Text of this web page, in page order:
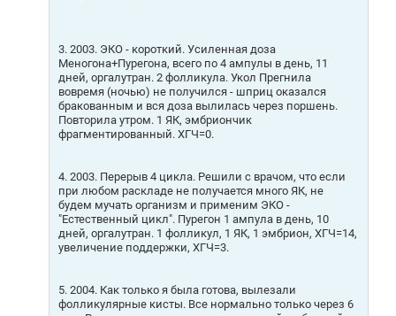
3. 2003. ЭКО - короткий. Усиленная доза
Меногона+Пурегона, всего по 4 ампулы в день, 11
дней, оргалутран. 2 фолликула. Укол Прегнила
вовремя (ночью) не получился - шприц оказался
бракованным и вся доза вылилась через поршень.
Повторила утром. 1 ЯК, эмбриончик
фрагментированный. ХГЧ=0.
4. 2003. Перерыв 4 цикла. Решили с врачом, что если
при любом раскладе не получается много ЯК, не
будем мучать организм и применим ЭКО -
"Естественный цикл". Пурегон 1 ампула в день, 10
дней, оргалутран. 1 фолликул, 1 ЯК, 1 эмбрион, ХГЧ=14,
увеличение поддержки, ХГЧ=3.
5. 2004. Как только я была готова, вылезали
фолликулярные кисты. Все нормально только через 6